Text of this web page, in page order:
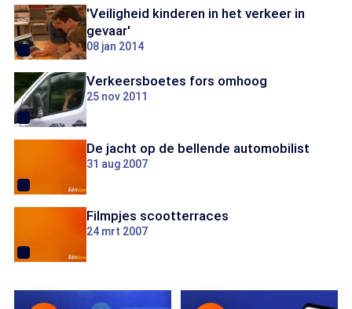
'Veiligheid kinderen in het verkeer in
gevaar'
08 jan 2014
Verkeersboetes fors omhoog
25 nov 2011
De jacht op de bellende automobilist
31 aug 2007
Filmpjes scootterraces
24 mrt 2007